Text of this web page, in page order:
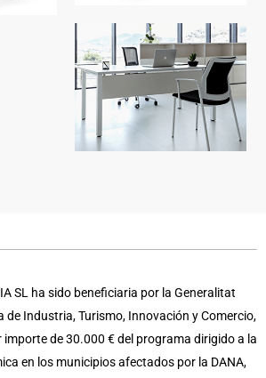
SL ha sido beneficiaria por la Generalitat
de Industria, Turismo, Innovación y Comercio,
de 30.000 € del programa dirigido a la
en los municipios afectados por la DANA,